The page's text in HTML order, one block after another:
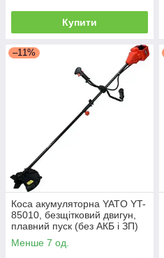
Купити
–11%
Коса акумуляторна YATO YT-
85010, безщітковий двигун,
плавний пуск (без АКБ і ЗП)
Менше 7 од.